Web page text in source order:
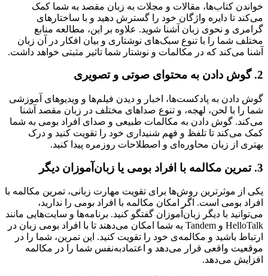
خواندن کتاب‌ها، مقالات و مجلات به زبان مقصد به شما کمک
می‌کند تا دایره واژگان خود را گسترش دهید و با ساختارهای
گرامری و نحوی زبان آشنا شوید. علاوه بر این، مطالعه منابع
مختلف شما را با تنوع سبک‌های نوشتاری و بیان افکار در آن زبان
آشنا می‌کند که در مکالمات و نوشتار شما تاثیر مثبتی خواهد داشت.
2. گوش دادن به محتوای صوتی و تصویری
گوش دادن به پادکست‌ها، اخبار و دیدن فیلم‌ها و ویدیوهای آموزشی
شما را با لحن، لهجه، و تنوع صداهای مختلف در زبان مقصد آشنا
می‌کند. گوش دادن به مکالمات طبیعی و صدای افراد بومی به شما
کمک می‌کند تا تلفظ و فهم شنیداری خود را تقویت کنید و درک
بهتری از زبان محاوره‌ای و اصطلاحات روزمره پیدا کنید.
3. تمرین مکالمه با افراد بومی یا زبان‌آموزان دیگر
یکی از موثرترین روش‌ها برای تقویت مهارت زبانی، تمرین مکالمه با
افراد بومی است. اگر امکان مکالمه با افراد بومی را ندارید،
می‌توانید با دیگر زبان‌آموزان گفتگو کنید. برنامه‌ها و سایت‌هایی مانند
HelloTalk و Tandem به شما امکان می‌دهند تا با افراد بومی زبان در
ارتباط باشید و مکالمه‌ی خود را تقویت کنید. این تمرین، شما را در
موقعیت واقعی قرار می‌دهد و اعتمادبه‌نفس شما را در مکالمه
افزایش می‌دهد.